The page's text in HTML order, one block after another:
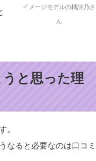
イメージモデルの橘詩乃さ
ん
と思った理
。
なると必要なのは口コミ